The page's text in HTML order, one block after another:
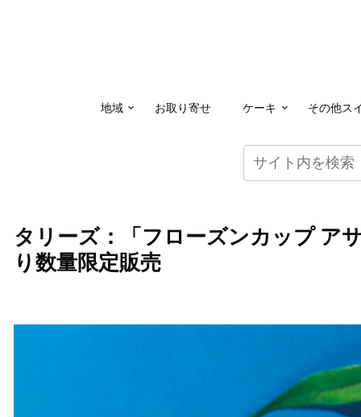
地域 お取り寄せ ケーキ その他ス
タリーズ：「フローズンカップ ア
り数量限定販売